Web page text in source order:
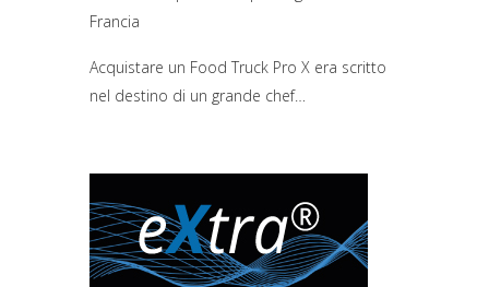
Francia
Acquistare un Food Truck Pro X era scritto
nel destino di un grande chef…